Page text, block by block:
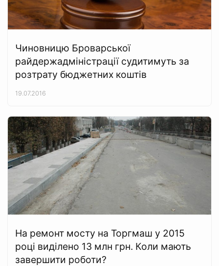
Чиновницю Броварської
райдержадміністрації судитимуть за
розтрату бюджетних коштів
19.07.2016
На ремонт мосту на Торгмаш у 2015
році виділено 13 млн грн. Коли мають
завершити роботи?